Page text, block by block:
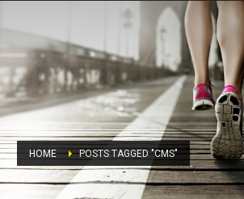
HOME POSTS TAGGED "CMS"